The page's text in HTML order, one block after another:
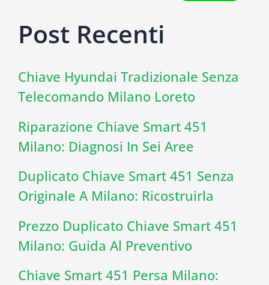
Post Recenti
Chiave Hyundai Tradizionale Senza
Telecomando Milano Loreto
Riparazione Chiave Smart 451
Milano: Diagnosi In Sei Aree
Duplicato Chiave Smart 451 Senza
Originale A Milano: Ricostruirla
Prezzo Duplicato Chiave Smart 451
Milano: Guida Al Preventivo
Chiave Smart 451 Persa Milano: